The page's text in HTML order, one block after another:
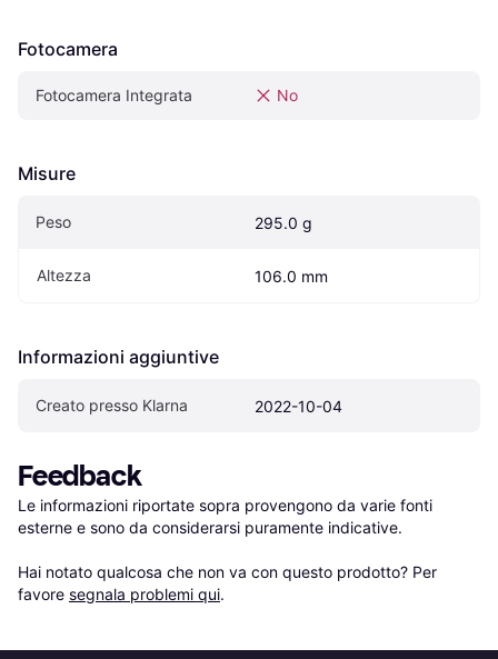
Fotocamera
Fotocamera Integrata No
Misure
Peso 295.0 g
Altezza 106.0 mm
Informazioni aggiuntive
Creato presso Klarna 2022-10-04
Feedback
Le informazioni riportate sopra provengono da varie fonti
esterne e sono da considerarsi puramente indicative.
Hai notato qualcosa che non va con questo prodotto? Per
favore segnala problemi qui.